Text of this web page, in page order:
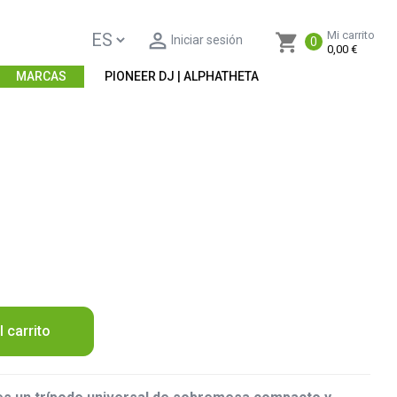
shopping_cart 0
Mi carrito
0,00 €
 Iniciar sesión
MARCAS PIONEER DJ | ALPHATHETA
carrito